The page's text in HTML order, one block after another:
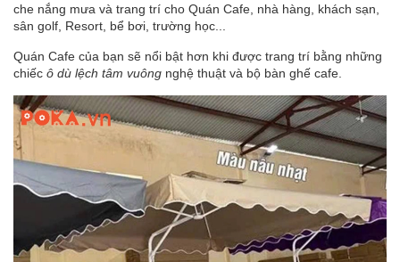
che nắng mưa và trang trí cho Quán Cafe, nhà hàng, khách sạn,
sân golf, Resort, bể bơi, trường học...
Quán Cafe của bạn sẽ nổi bật hơn khi được trang trí bằng những
chiếc ô dù lệch tâm vuông nghệ thuật và bộ bàn ghế cafe